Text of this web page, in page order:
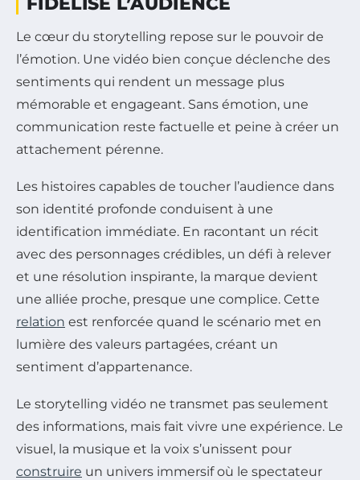
Le cœur du storytelling repose sur le pouvoir de
l’émotion. Une vidéo bien conçue déclenche des
sentiments qui rendent un message plus
mémorable et engageant. Sans émotion, une
communication reste factuelle et peine à créer un
attachement pérenne.
Les histoires capables de toucher l’audience dans
son identité profonde conduisent à une
identification immédiate. En racontant un récit
avec des personnages crédibles, un défi à relever
et une résolution inspirante, la marque devient
une alliée proche, presque une complice. Cette
relation est renforcée quand le scénario met en
lumière des valeurs partagées, créant un
sentiment d’appartenance.
Le storytelling vidéo ne transmet pas seulement
des informations, mais fait vivre une expérience. Le
visuel, la musique et la voix s’unissent pour
construire un univers immersif où le spectateur